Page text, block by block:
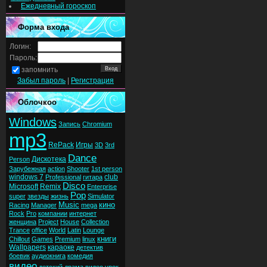
Ежедневный гороскоп
Форма входа
Логин:
Пароль:
запомнить
Забыл пароль
Регистрация
Облочкоо
Windows Запись Chromium
mp3 RePack Игры 3D 3rd
Person Дискотека Dance
Зарубежная action Shooter 1st person
windows 7 Professional гитара club
Microsoft Remix Disco Enterprise
super звезды жизнь Pop Simulator
Racing Manager Music mega кино
Rock Pro компании интернет
женщина Project House Collection
Trance office World Latin Lounge
Chillout Games Premium linux книги
Wallpapers караоке детектив
боевик аудиокнига комедия